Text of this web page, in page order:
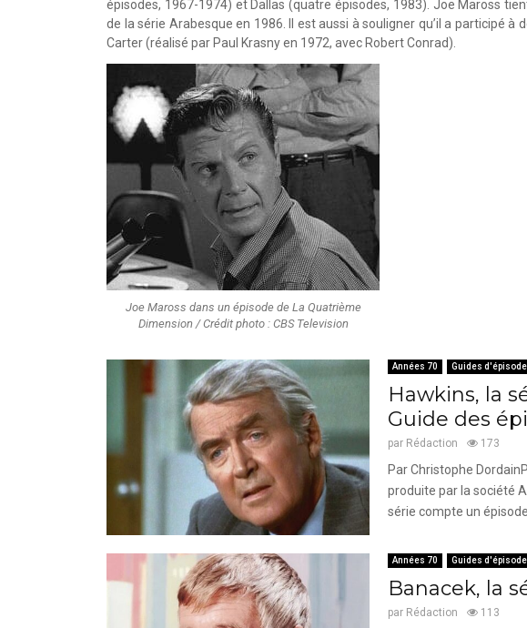
épisodes, 1967-1974) et Dallas (quatre épisodes, 1983). Joe Maross
de la série Arabesque en 1986. Il est aussi à souligner qu’il a participé
Carter (réalisé par Paul Krasny en 1972, avec Robert Conrad).
Joe Maross dans un épisode de La Quatrième
Dimension / Crédit photo : CBS Television
Années 70 Guides
Hawkins, la
Guide des
par Rédaction 173
Par Christophe
produite par la société
série compte un
Années 70 Guides
Banacek, la
par Rédaction 113